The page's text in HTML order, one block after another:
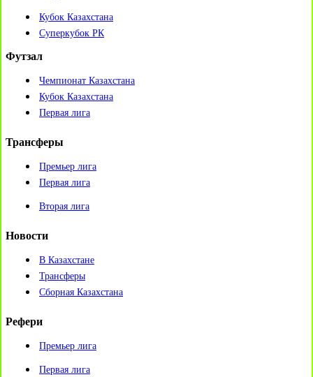
Кубок Казахстана
Суперкубок РК
Футзал
Чемпионат Казахстана
Кубок Казахстана
Первая лига
Трансферы
Премьер лига
Первая лига
Вторая лига
Новости
В Казахстане
Трансферы
Сборная Казахстана
Рефери
Премьер лига
Первая лига